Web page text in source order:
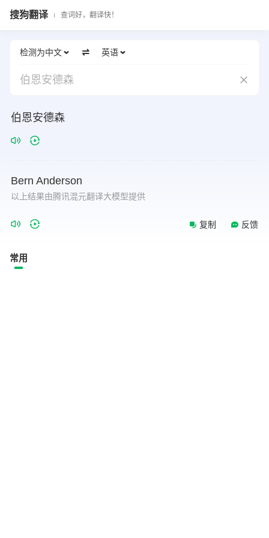
搜狗翻译 查词好，翻译快！
检测为中文 英语
伯恩安德森
伯恩安德森
Bern Anderson
以上结果由腾讯混元翻译大模型提供
复制 反馈
常用